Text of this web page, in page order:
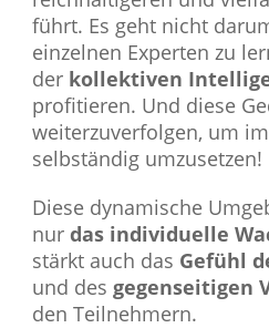
führt. Es geht nicht
einzelnen Experten zu
der kollektiven
profitieren. Und diese
weiterzuverfolgen, um
selbständig umzusetzen!
Diese dynamische
nur das individuelle
stärkt auch das Gefühl
und des gegenseitigen
den Teilnehmern.